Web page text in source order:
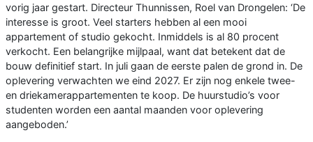
vorig jaar gestart. Directeur Thunnissen, Roel van Drongelen: ‘De
interesse is groot. Veel starters hebben al een mooi
appartement of studio gekocht. Inmiddels is al 80 procent
verkocht. Een belangrijke mijlpaal, want dat betekent dat de
bouw definitief start. In juli gaan de eerste palen de grond in. De
oplevering verwachten we eind 2027. Er zijn nog enkele twee-
en driekamerappartementen te koop. De huurstudio’s voor
studenten worden een aantal maanden voor oplevering
aangeboden.’